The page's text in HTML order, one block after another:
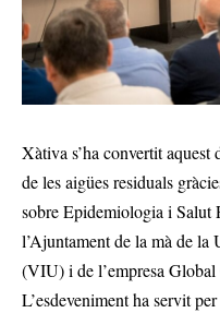
Xàtiva s’ha convertit aquest
de les aigües residuals
sobre Epidemiologia i Salut
l’Ajuntament de la mà de
(VIU) i de l’empresa
L’esdeveniment ha servit